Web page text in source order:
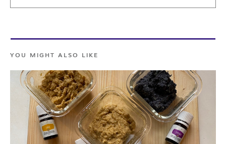
YOU MIGHT ALSO LIKE